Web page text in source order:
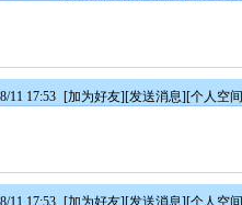
11 17:53 [加为好友][发送消息][个人空
11 17:53 [加为好友][发送消息][个人空